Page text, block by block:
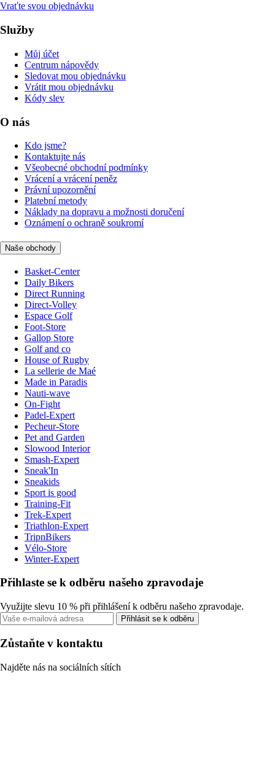
Vraťte svou objednávku
Služby
Můj účet
Centrum nápovědy
Sledovat mou objednávku
Vrátit mou objednávku
Kódy slev
O nás
Kdo jsme?
Kontaktujte nás
Všeobecné obchodní podmínky
Vrácení a vrácení peněz
Právní upozornění
Platební metody
Náklady na dopravu a možnosti doručení
Oznámení o ochraně soukromí
Naše obchody
Basket-Center
Daily Bikers
Direct Running
Direct-Volley
Espace Golf
Foot-Store
Gallop Store
Golf and co
House of Rugby
La sellerie de Maé
Made in Paradis
Nauti-wave
On-Fight
Padel-Expert
Pecheur-Store
Pet and Garden
Slowood Interior
Smash-Expert
Sneak'In
Sneakids
Sport is good
Training-Fit
Trek-Expert
Triathlon-Expert
TripnBikers
Vélo-Store
Winter-Expert
Přihlaste se k odběru našeho zpravodaje
Využijte slevu 10 % při přihlášení k odběru našeho zpravodaje.
Přihlásit se k odběru
Zůstaňte v kontaktu
Najděte nás na sociálních sítích